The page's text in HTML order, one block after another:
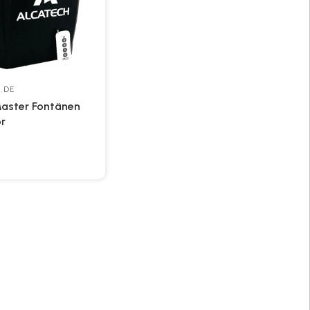
Fontänen